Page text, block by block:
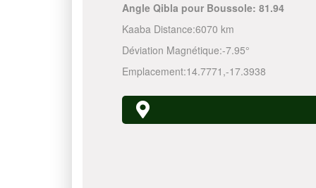
Angle Qibla pour Boussole: 81.94
Kaaba Distance:6070 km
Déviation Magnétique:-7.95°
Emplacement:14.7771 ,-17.3938